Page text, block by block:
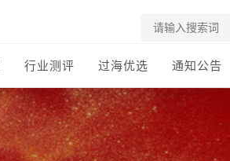
行业测评 过海优选 通知公告